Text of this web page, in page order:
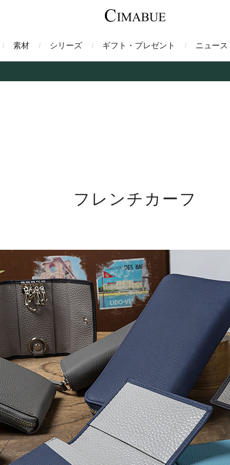
トートバッグ バックパック・リ
ミドルウォレット 二つ折り財布
素材 シリーズ
エレファント ガルーシャ
ギフト・プレゼント ニュース
フレンチカーフ